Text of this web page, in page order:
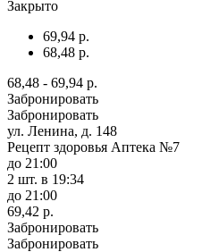
Закрыто
69,94 р.
68,48 р.
68,48 - 69,94 р.
Забронировать
Забронировать
ул. Ленина, д. 148
Рецепт здоровья Аптека №7
до 21:00
2 шт. в 19:34
до 21:00
69,42 р.
Забронировать
Забронировать